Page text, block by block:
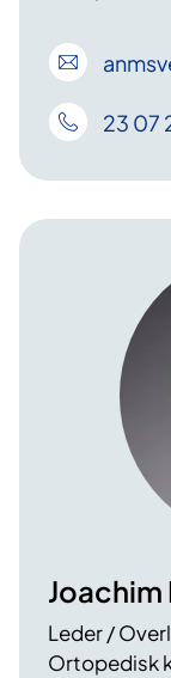
23 07
Joachim
Leder /
Ortopedisk